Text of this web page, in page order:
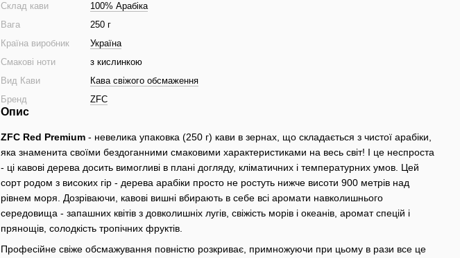
Склад кави
100% Арабіка
Вага
250 г
Країна виробник
Україна
Смакові ноти
з кислинкою
Вид Кави
Кава свіжого обсмаження
Бренд
ZFC
Опис
ZFC Red Premium - невелика упаковка (250 г) кави в зернах, що складається з чистої арабіки,
яка знаменита своїми бездоганними смаковими характеристиками на весь світ! І це неспроста
- ці кавові дерева досить вимогливі в плані догляду, кліматичних і температурних умов. Цей
сорт родом з високих гір - дерева арабіки просто не ростуть нижче висоти 900 метрів над
рівнем моря. Дозріваючи, кавові вишні вбирають в себе всі аромати навколишнього
середовища - запашних квітів з довколишніх лугів, свіжість морів і океанів, аромат спецій і
прянощів, солодкість тропічних фруктів.
Професійне свіже обсмажування повністю розкриває, примножуючи при цьому в рази все це